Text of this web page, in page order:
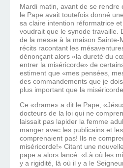
Mardi matin, avant de se rendre
le Pape avait toutefois donné
sa claire intention réformatrice
voudrait que le synode travaille.
de la messe à la maison Sainte-
récits racontant les
dénonçant alors «la dureté du
entrer la miséricorde» de
estiment que «mes pensées,
des commandements que je
plus important que la
Ce «drame» a dit le Pape,
docteurs de la loi qui ne
laissait pas lapider la femme
manger avec les publicains et
comprenaient pas! Ils ne
miséricorde!» Citant une
pape a alors lancé: «Là où les
y a rigidité, là où il y a le